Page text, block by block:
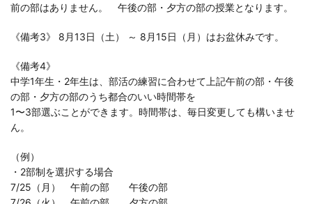
前の部はありません。 午後の部・夕方の部の授業となります。
《備考3》 8月13日（土） ～ 8月15日（月）はお盆休みです。
《備考4》
中学1年生・2年生は、部活の練習に合わせて上記午前の部・午後
の部・夕方の部のうち都合のいい時間帯を
1〜3部選ぶことができます。時間帯は、毎日変更しても構いませ
ん。
（例）
・2部制を選択する場合
7/25（月） 午前の部 午後の部